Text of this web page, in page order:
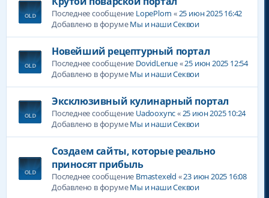
Последнее сообщение LopePlorn « 25 июн 2025 16:42
Добавлено в форумеМы и наши Секвои
Новейший рецептурный портал
Последнее сообщение DovidLenue«25 июн 2025 12:54
Добавлено в форумеМы и наши Секвои
Эксклюзивный кулинарный портал
Последнее сообщение Uadooxync« 25 июн 2025 10:24
Добавлено в форумеМы и наши Секвои
Создаем сайты, которые реально
приносят прибыль
Последнее сообщение Bmastexeld «23 июн 2025 16:08
Добавлено в форумеМы и наши Секвои